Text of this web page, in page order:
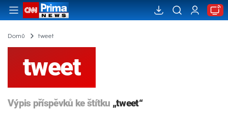
Domů tweet
tweet
Výpis příspěvků ke štítku „tweet“